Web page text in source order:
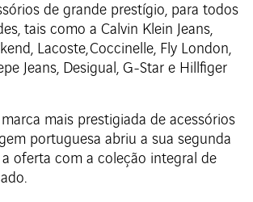
de grande prestígio, para todos
tais como a Calvin Klein Jeans,
Lacoste, Coccinelle, Fly London,
Jeans, Desigual, G-Star e Hillfiger
marca mais prestigiada de acessórios
portuguesa abriu a sua segunda
oferta com a coleção integral de